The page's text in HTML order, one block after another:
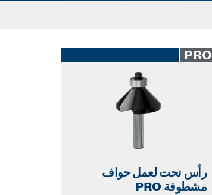
PRO
رأس نحت لعمل حواف
مشطوفة PRO